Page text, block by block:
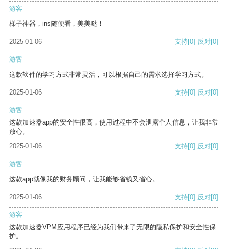
游客
梯子神器，ins随便看，美美哒！
2025-01-06 支持[0] 反对[0]
游客
这款软件的学习方式非常灵活，可以根据自己的需求选择学习方式。
2025-01-06 支持[0] 反对[0]
游客
这款加速器app的安全性很高，使用过程中不会泄露个人信息，让我非常
放心。
2025-01-06
支持[0] 反对[0]
游客
这款app就像我的财务顾问，让我能够省钱又省心。
2025-01-06 支持[0] 反对[0]
游客
这款加速器VPM应用程序已经为我们带来了无限的隐私保护和安全性保
护。